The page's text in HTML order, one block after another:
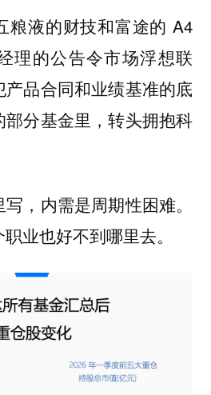
粮液的财技和富途的 A4
理的公告令市场浮想联
品合同和业绩基准的底
分基金里，转头拥抱科
，内需是周期性困难。
业也好不到哪里去。